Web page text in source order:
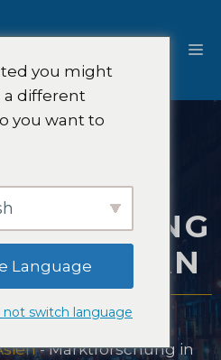
JAPAN
-Marktforschung in
you might
a different
you want to
Language
not switch language